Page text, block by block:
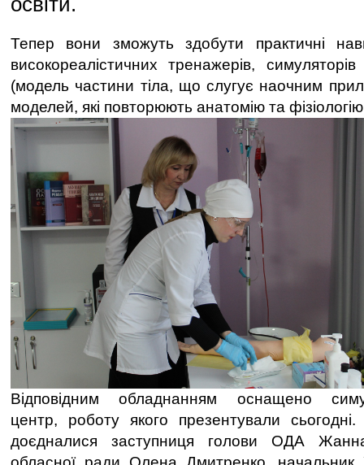
Тепер вони зможуть здобути практичні
високореалістичних тренажерів, симуляторів
(модель частини тіла, що слугує наочним
моделей, які повторюють анатомію та
Відповідним обладнанням оснащено
центр, роботу якого презентували
доєдналися заступниця голови ОДА